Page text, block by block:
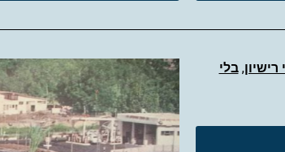
רישיון,בלי